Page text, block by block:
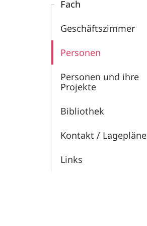
Fach
Geschäftszimmer
Personen
Personen und ihre
Projekte
Bibliothek
Kontakt / Lagepläne
Links